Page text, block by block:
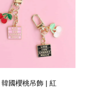
韓國櫻桃吊飾 | 紅